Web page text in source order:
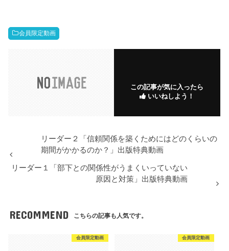
会員限定動画
この記事が気に入ったら
いいねしよう！
リーダー２「信頼関係を築くためにはどのくらいの
期間がかかるのか？」出版特典動画
リーダー１「部下との関係性がうまくいっていない
原因と対策」出版特典動画
RECOMMEND こちらの記事も人気です。
会員限定動画 会員限定動画